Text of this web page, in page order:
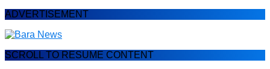
ADVERTISEMENT
SCROLL TO RESUME CONTENT